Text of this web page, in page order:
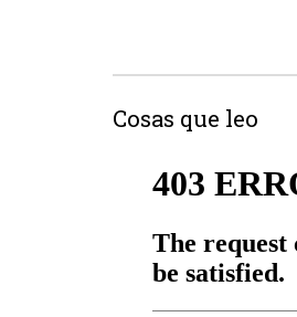
Cosas que leo